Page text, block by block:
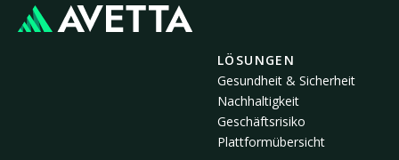
LÖSUNGEN
Gesundheit & Sicherheit
Nachhaltigkeit
Geschäftsrisiko
Plattformübersicht